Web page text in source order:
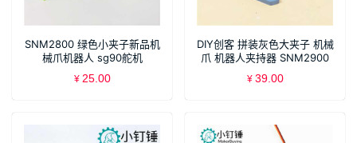
SNM2800 绿色小夹子新品机
械爪机器人 sg90舵机
¥ 25.00
DIY创客 拼装灰色大夹子 机械
爪 机器人夹持器 SNM2900
¥ 39.00